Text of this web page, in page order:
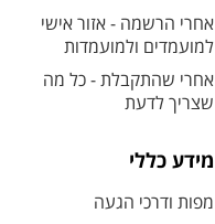
אחרי הרשמה - אזור אישי
למועמדים ולמועמדות
אחרי שהתקבלת - כל מה
שצריך לדעת
מידע כללי
מפות ודרכי הגעה